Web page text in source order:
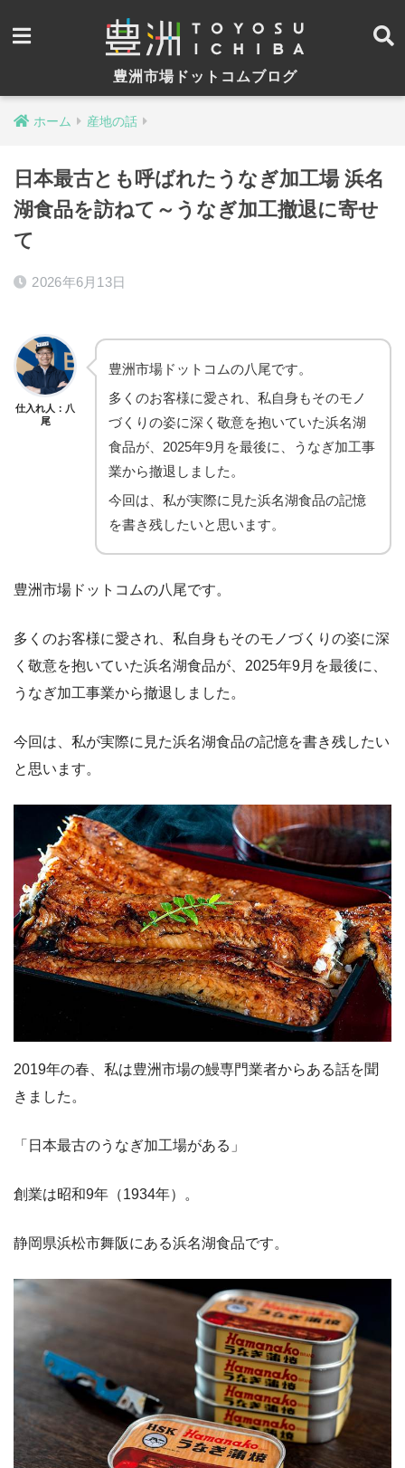
豊洲市場ドットコムブログ
ホーム 産地の話
日本最古とも呼ばれたうなぎ加工場 浜名
湖食品を訪ねて～うなぎ加工撤退に寄せ
て
2026年6月13日
仕入れ人：八
尾
豊洲市場ドットコムの八尾です。
多くのお客様に愛され、私自身もそのモノ
づくりの姿に深く敬意を抱いていた浜名湖
食品が、2025年9月を最後に、うなぎ加工事
業から撤退しました。
今回は、私が実際に見た浜名湖食品の記憶
を書き残したいと思います。
豊洲市場ドットコムの八尾です。
多くのお客様に愛され、私自身もそのモノづくりの姿に深
く敬意を抱いていた浜名湖食品が、2025年9月を最後に、
うなぎ加工事業から撤退しました。
今回は、私が実際に見た浜名湖食品の記憶を書き残したい
と思います。
2019年の春、私は豊洲市場の鰻専門業者からある話を聞
きました。
「日本最古のうなぎ加工場がある」
創業は昭和9年（1934年）。
静岡県浜松市舞阪にある浜名湖食品です。